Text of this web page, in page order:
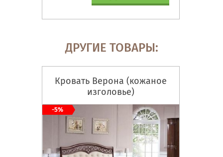
ДРУГИЕ ТОВАРЫ:
Кровать Верона (кожаное
изголовье)
-5%